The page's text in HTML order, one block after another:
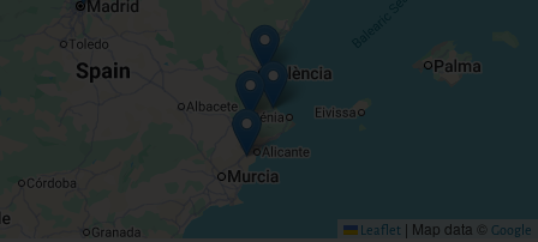
Leaflet | Map data © Google